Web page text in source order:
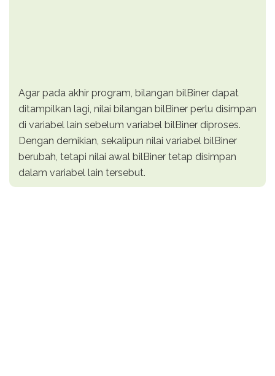
Agar pada akhir program, bilangan bilBiner dapat
ditampilkan lagi, nilai bilangan bilBiner perlu disimpan
di variabel lain sebelum variabel bilBiner diproses.
Dengan demikian, sekalipun nilai variabel bilBiner
berubah, tetapi nilai awal bilBiner tetap disimpan
dalam variabel lain tersebut.